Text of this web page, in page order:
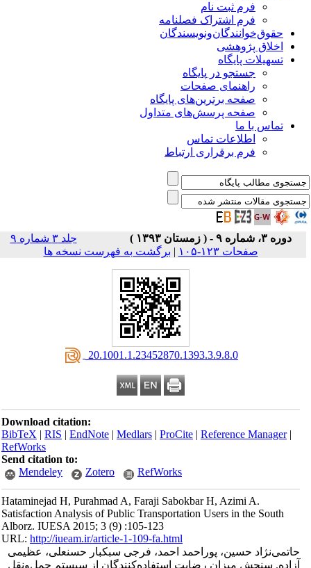
فرم ثبت نام
فرم اشتراک فصلنامه
حقوق‌خوانندگان‌و‌نویسندگان
اخلاق پژوهشی
تسهیلات پایگاه
جستجو در پایگاه
راهنمای صفحات
صفحه برترین‌های پایگاه
صفحه پرسش‌های متداول
تماس با ما
اطلاعات تماس
فرم برقراری ارتباط
دوره ۳، شماره ۹ - ( زمستان ۱۳۹۳ )
جلد ۳ شماره ۹
صفحات ۱۲۳-۱۰۵
| برگشت به فهرست نسخه ها
‎ 20.1001.1.23452870.1393.3.9.8.0
Download citation:
BibTeX|RIS|EndNote|Medlars|ProCite|Reference Manager
RefWorks
Send citation to:
Mendeley
Zotero RefWorks
Hataminejad H, Purahmad A, Faraji Sabokbar H, Azimi A.
Satisfaction Analysis of Public Transportation Users in the South
Alborz. IUESA 2015; 3 (9) :105-123
URL:http://iueam.ir/article-1-109-fa.html
حاتمی‌نژاد حسین، پوراحمد احمد، فرجی سبکبار حسنعلی، عظیمی
آزاده. سنجش میزان رضایت ‌استفاده‌کنندگان از سیستم حمل‌و‌نقل